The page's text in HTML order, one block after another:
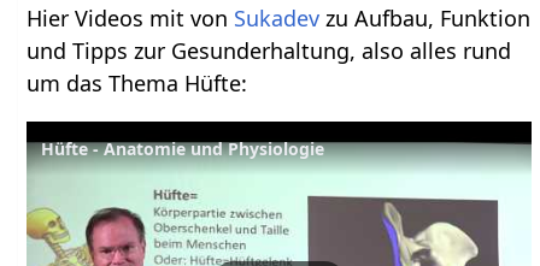
Hier Videos mit von Sukadev zu Aufbau, Funktion
und Tipps zur Gesunderhaltung, also alles rund
um das Thema Hüfte‏‎:
Hüfte - Anatomie und Physiologie